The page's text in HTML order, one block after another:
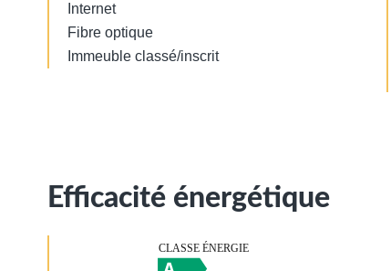
Internet
Fibre optique
Immeuble classé/inscrit
Efficacité énergétique